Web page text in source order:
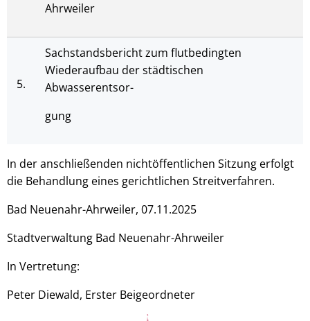
Ahrweiler
5.
Sachstandsbericht zum flutbedingten
Wiederaufbau der städtischen
Abwasserentsor-
gung
In der anschließenden nichtöffentlichen Sitzung erfolgt
die Behandlung eines gerichtlichen Streitverfahren.
Bad Neuenahr-Ahrweiler, 07.11.2025
Stadtverwaltung Bad Neuenahr-Ahrweiler
In Vertretung:
Peter Diewald, Erster Beigeordneter